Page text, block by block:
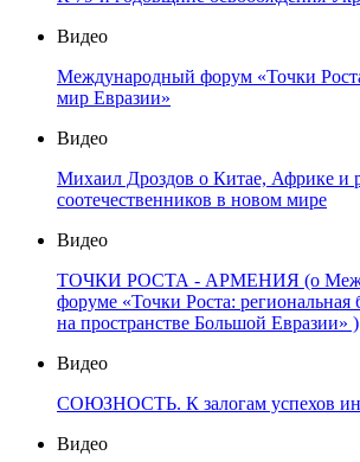
Видео
Международный форум «Точки
мир Евразии»
Видео
Михаил Дроздов о Китае, Африке и
соотечественников в новом мире
Видео
ТОЧКИ РОСТА - АРМЕНИЯ (о
форуме «Точки Роста: региональная
на пространстве Большой Евразии» )
Видео
СОЮЗНОСТЬ. К залогам успехов
Видео